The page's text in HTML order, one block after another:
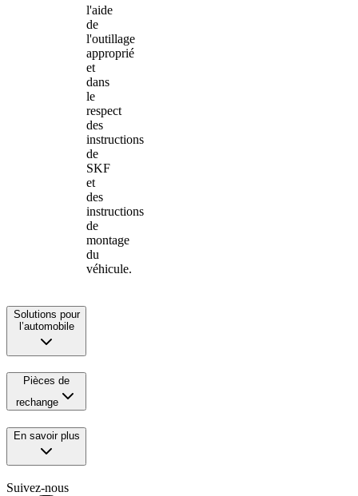
l'aide
de
l'outillage
approprié
et
dans
le
respect
des
instructions
de
SKF
et
des
instructions
de
montage
du
véhicule.
Solutions pour
l’automobile
Pièces de
rechange
En savoir plus
Suivez-nous